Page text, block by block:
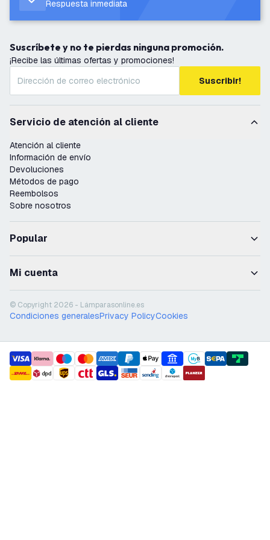
Respuesta inmediata
Suscríbete y no te pierdas ninguna promoción.
¡Recibe las últimas ofertas y promociones!
Suscribir!
Servicio de atención al cliente
Atención al cliente
Información de envío
Devoluciones
Métodos de pago
Reembolsos
Sobre nosotros
Popular
Mi cuenta
© Copyright 2026 - Lámparasonline.es
Condiciones generalesPrivacy PolicyCookies
payment methods
shipment methods